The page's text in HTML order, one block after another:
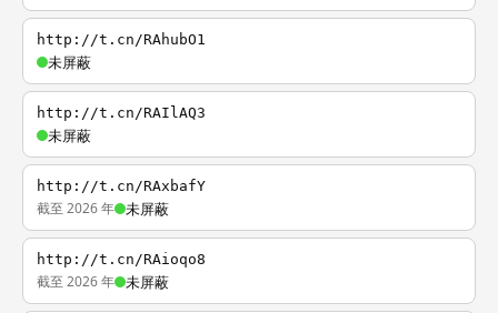
http://t.cn/RAhubO1
未屏蔽
http://t.cn/RAIlAQ3
未屏蔽
http://t.cn/RAxbafY
截至 2026 年 未屏蔽
http://t.cn/RAioqo8
截至 2026 年 未屏蔽